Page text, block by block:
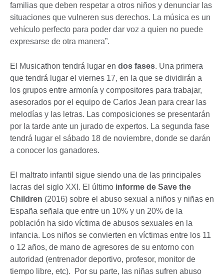
familias que deben respetar a otros niños y denunciar las
situaciones que vulneren sus derechos. La música es un
vehículo perfecto para poder dar voz a quien no puede
expresarse de otra manera”.
El Musicathon tendrá lugar en dos fases. Una primera
que tendrá lugar el viernes 17, en la que se dividirán a
los grupos entre armonía y compositores para trabajar,
asesorados por el equipo de Carlos Jean para crear las
melodías y las letras. Las composiciones se presentarán
por la tarde ante un jurado de expertos. La segunda fase
tendrá lugar el sábado 18 de noviembre, donde se darán
a conocer los ganadores.
El maltrato infantil sigue siendo una de las principales
lacras del siglo XXI. El último informe de Save the
Children (2016) sobre el abuso sexual a niños y niñas en
España señala que entre un 10% y un 20% de la
población ha sido víctima de abusos sexuales en la
infancia. Los niños se convierten en víctimas entre los 11
o 12 años, de mano de agresores de su entorno con
autoridad (entrenador deportivo, profesor, monitor de
tiempo libre, etc). Por su parte, las niñas sufren abuso